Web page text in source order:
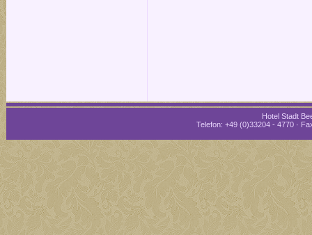
Hotel Stadt
Telefon: +49 (0)33204 - 4770 ·